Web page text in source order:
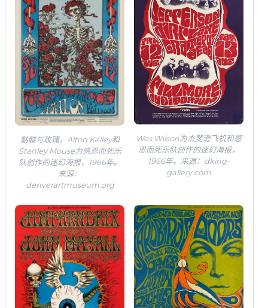
骷髅与玫瑰，Alton Kelley和
Stanley Mouse为感恩而死乐
队创作的迷幻海报，1966年。
来源：
denverartmuseum.org
Wes Wilson为杰斐逊飞机和感
恩而死乐队创作的迷幻海报，
1966年。来源：dking-
gallery.com